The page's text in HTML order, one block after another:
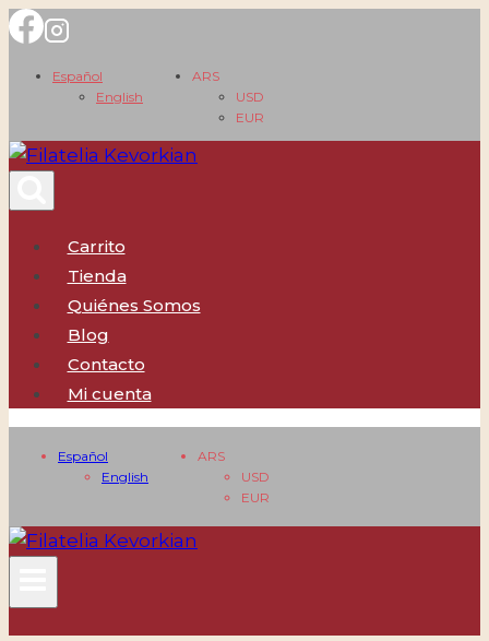
Saltar
contenido
Español
English
ARS
USD
EUR
Carrito
Tienda
Quiénes Somos
Blog
Contacto
Mi cuenta
Español
English
ARS
USD
EUR